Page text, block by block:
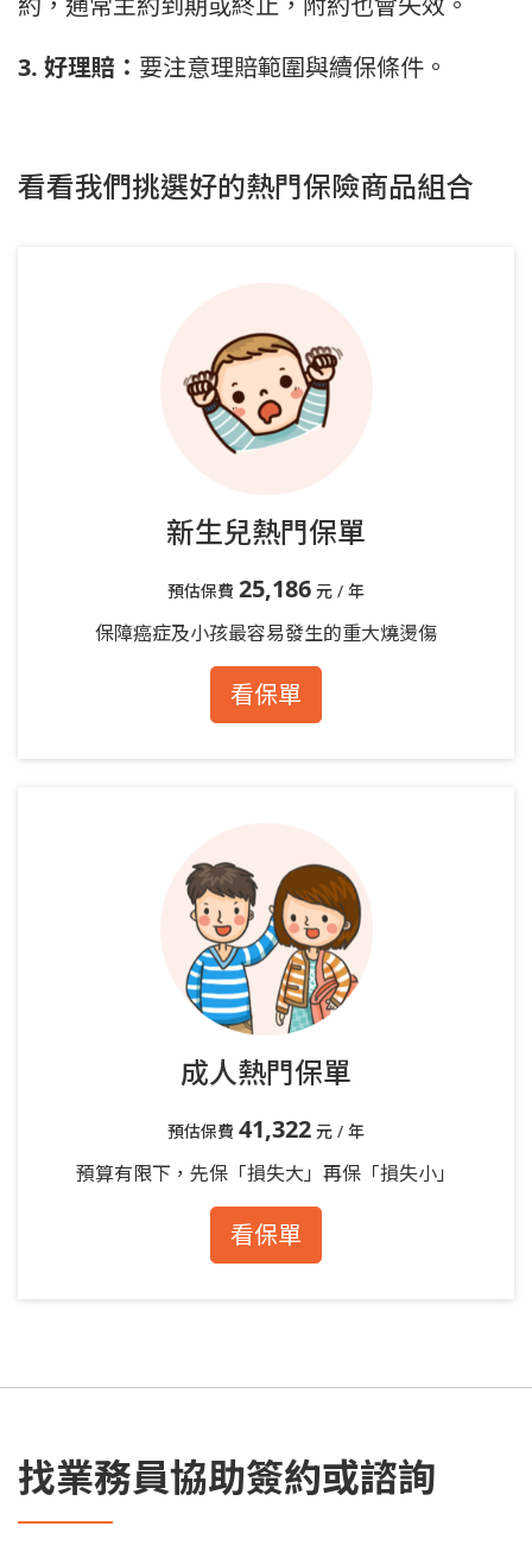
3. 好理賠： 要注意理賠範圍與續保條件。
看看我們挑選好的熱門保險商品組合
新生兒熱門保單
預估保費 25,186 元 / 年
保障癌症及小孩最容易發生的重大燒燙傷
看保單
成人熱門保單
預估保費 41,322 元 / 年
預算有限下，先保「損失大」再保「損失小」
看保單
找業務員協助簽約或諮詢